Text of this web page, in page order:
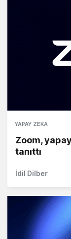
YAPAY ZEKA
Zoom,
tanıttı
İdil Dilber